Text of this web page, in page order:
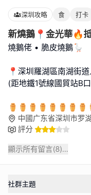
深圳攻略 食 打卡
新燒鵝📍金光華🔥抵
燒鵝佬 • 脆皮燒鵝🪿
📍深圳羅湖區南湖街
(距地鐵1號線國貿站B
中國广东省深圳市罗
評分
顯示所有留言(8)...
社群主題